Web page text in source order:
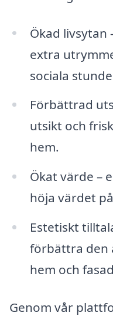
Ökad livsytan
extra
sociala
Förbättrad
utsikt och
hem.
Ökat värde –
höja värdet
Estetiskt
förbättra den
hem och
Genom vår